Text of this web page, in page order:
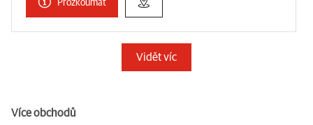
Prozkoumat
Vidět víc
Více obchodů